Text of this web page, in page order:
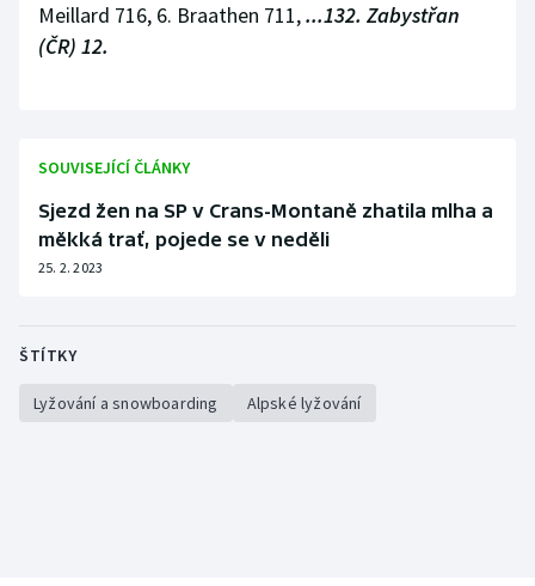
Meillard 716, 6. Braathen 711,...132. Zabystřan
(ČR) 12.
SOUVISEJÍCÍ ČLÁNKY
Sjezd žen na SP v Crans-Montaně zhatila mlha a
měkká trať, pojede se v neděli
25. 2. 2023
ŠTÍTKY
Lyžování a snowboarding Alpské lyžování